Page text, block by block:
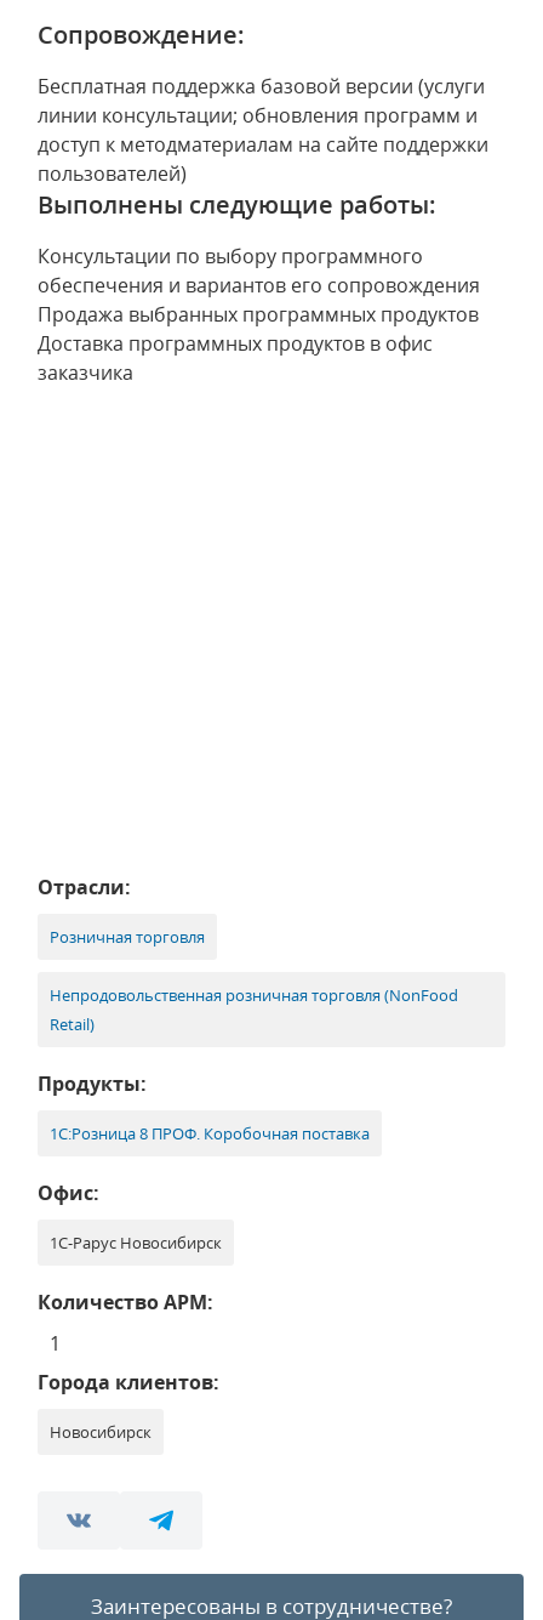
Сопровождение:
Бесплатная поддержка базовой версии (услуги
линии консультации; обновления программ и
доступ к методматериалам на сайте поддержки
пользователей)
Выполнены следующие работы:
Консультации по выбору программного
обеспечения и вариантов его сопровождения
Продажа выбранных программных продуктов
Доставка программных продуктов в офис
заказчика
Отрасли:
Розничная торговля
Непродовольственная розничная торговля (NonFood
Retail)
Продукты:
1С:Розница 8 ПРОФ. Коробочная поставка
Офис:
1С-Рарус Новосибирск
Количество АРМ:
1
Города клиентов:
Новосибирск
Заинтересованы в сотрудничестве?